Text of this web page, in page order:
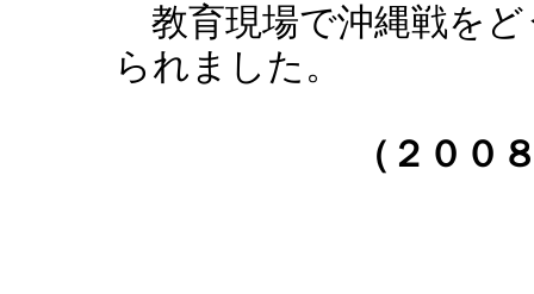
教育現場で沖縄戦をど
られました。
（２０